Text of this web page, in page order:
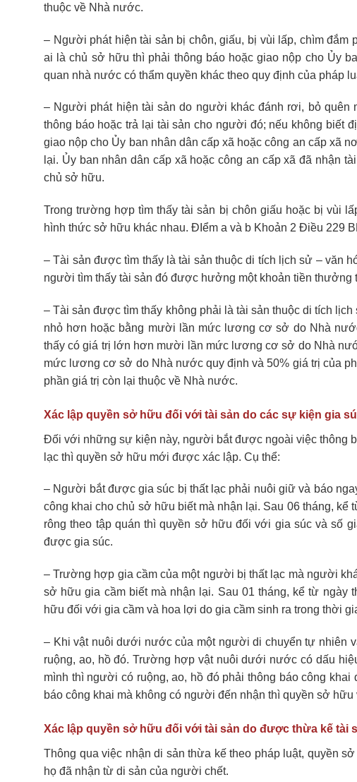
thuộc về Nhà nước.
– Người phát hiện tài sản bị chôn, giấu, bị vùi lấp, chìm
ai là chủ sở hữu thì phải thông báo hoặc giao nộp cho Ủy
quan nhà nước có thẩm quyền khác theo quy định của pháp
– Người phát hiện tài sản do người khác đánh rơi, bỏ
thông báo hoặc trả lại tài sản cho người đó; nếu không biết
giao nộp cho Ủy ban nhân dân cấp xã hoặc công an cấp xã
lại. Ủy ban nhân dân cấp xã hoặc công an cấp xã đã nhận
chủ sở hữu.
Trong trường hợp tìm thấy tài sản bị chôn giấu hoặc bị vùi
hình thức sở hữu khác nhau. ĐIểm a và b Khoản 2 Điều 229
– Tài sản được tìm thấy là tài sản thuộc di tích lịch sử – văn
người tìm thấy tài sản đó được hưởng một khoản tiền thưởng
– Tài sản được tìm thấy không phải là tài sản thuộc di tích
nhỏ hơn hoặc bằng mười lần mức lương cơ sở do Nhà
thấy có giá trị lớn hơn mười lần mức lương cơ sở do Nhà
mức lương cơ sở do Nhà nước quy định và 50% giá trị của
phần giá trị còn lại thuộc về Nhà nước.
Xác lập quyền sở hữu đối với tài sản do các sự kiện gia
Đối với những sự kiện này, người bắt được ngoài việc thông
lạc thì quyền sở hữu mới được xác lập. Cụ thể:
– Người bắt được gia súc bị thất lạc phải nuôi giữ và báo
công khai cho chủ sở hữu biết mà nhận lại. Sau 06 tháng,
rông theo tập quán thì quyền sở hữu đối với gia súc và số
được gia súc.
– Trường hợp gia cầm của một người bị thất lạc mà người
sở hữu gia cầm biết mà nhận lại. Sau 01 tháng, kể từ ngày
hữu đối với gia cầm và hoa lợi do gia cầm sinh ra trong thời
– Khi vật nuôi dưới nước của một người di chuyển tự nhiên
ruộng, ao, hồ đó. Trường hợp vật nuôi dưới nước có dấu
mình thì người có ruộng, ao, hồ đó phải thông báo công
báo công khai mà không có người đến nhận thì quyền sở
Xác lập quyền sở hữu đối với tài sản do được thừa kế tài
Thông qua việc nhận di sản thừa kế theo pháp luật, quyền
họ đã nhận từ di sản của người chết.